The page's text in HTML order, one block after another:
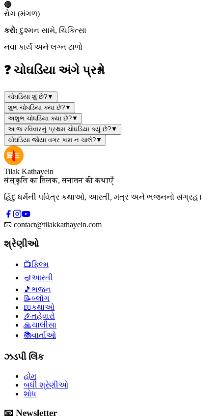
🔴
રોગ (મંગળ)
કરો: દુશ્મન સામે, ચિકિત્સા
નવા કાર્ય અને લગ્ન ટાળો
❓ ચોઘડિયા અંગે પ્રશ્નો
ચોઘડિયા શું છે?▼
શુભ ચોઘડિયા ક્યા છે?▼
અશુભ ચોઘડિયા ક્યા છે?▼
આજ રવિવારનું પ્રથમ ચોઘડિયા ક્યું છે?▼
ચોઘડિયા જોયા વગર કામ ન ચાલે?▼
Tilak Kathayein
संस्कृति का तिलक, सनातन की कथाएँ
હિંદુ ધર્મની પવિત્ર કથાઓ, આરતી, મંત્ર અને ભજનનો સંગ્રહ।
📧 contact@tilakkathayein.com
શ્રેણીઓ
📺ફિલ્મ
🪔આરતી
🎵 ભજન
📝બ્લૉગ
📖કથાઓ
🎉તહેવારો
🙏ચાલીસા
📚વાર્તાઓ
ઝડપી લિંક
હોમ
બધી શ્રેણીઓ
શોધ
📧 Newsletter